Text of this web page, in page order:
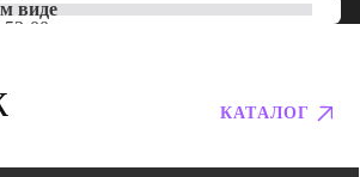
виде
53-00
КАТАЛОГ